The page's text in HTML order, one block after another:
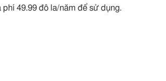
49.99 đô la/năm để sử dụng.